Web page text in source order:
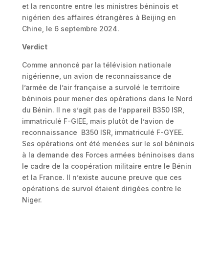
et la rencontre entre les ministres béninois et
nigérien des affaires étrangères à Beijing en
Chine, le 6 septembre 2024.
Verdict
Comme annoncé par la télévision nationale
nigérienne, un avion de reconnaissance de
l’armée de l’air française a survolé le territoire
béninois pour mener des opérations dans le Nord
du Bénin. Il ne s’agit pas de l’appareil B350 ISR,
immatriculé F-GIEE, mais plutôt de l’avion de
reconnaissance B350 ISR, immatriculé F-GYEE.
Ses opérations ont été menées sur le sol béninois
à la demande des Forces armées béninoises dans
le cadre de la coopération militaire entre le Bénin
et la France. Il n’existe aucune preuve que ces
opérations de survol étaient dirigées contre le
Niger.